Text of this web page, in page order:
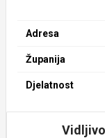
Adresa
Županija
Djelatnost